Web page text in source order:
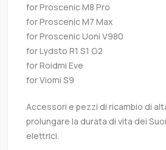
for Proscenic M8 Pro
for Proscenic M7 Max
for Proscenic Uoni V980
for Lydsto R1 S1 G2
for Roidmi Eve
for Viomi S9
Accessori e pezzi di ricambio di
prolungare la durata di vita dei
elettrici.